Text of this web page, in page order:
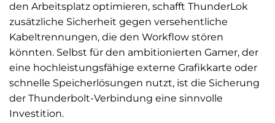
den Arbeitsplatz optimieren, schafft ThunderLok
zusätzliche Sicherheit gegen versehentliche
Kabeltrennungen, die den Workflow stören
könnten. Selbst für den ambitionierten Gamer, der
eine hochleistungsfähige externe Grafikkarte oder
schnelle Speicherlösungen nutzt, ist die Sicherung
der Thunderbolt-Verbindung eine sinnvolle
Investition.